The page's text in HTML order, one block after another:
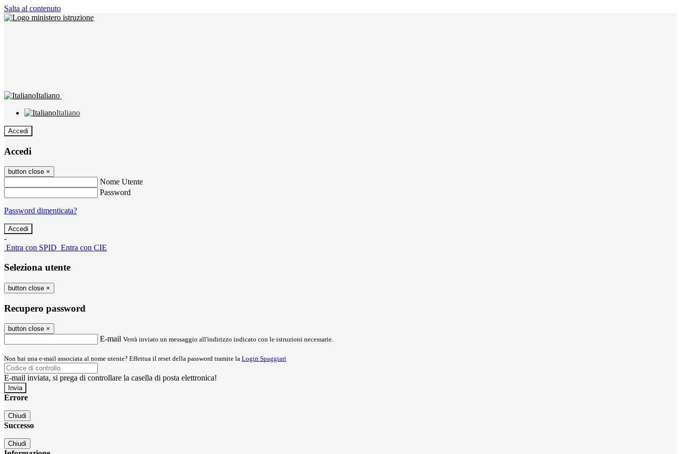
Salta al contenuto
Italiano
Italiano
Accedi
Accedi
button close ×
Nome Utente
Password
Password dimenticata?
-
Entra con SPID Entra con CIE
Seleziona utente
button close ×
Recupero password
button close ×
E-mail Verrà inviato un messaggio all'indirizzo indicato con le istruzioni necessarie.
Non hai una e-mail associata al nome utente? Effettua il reset della password tramite la Login Spaggiari
E-mail inviata, si prega di controllare la casella di posta elettronica!
Errore
Chiudi
Successo
Chiudi